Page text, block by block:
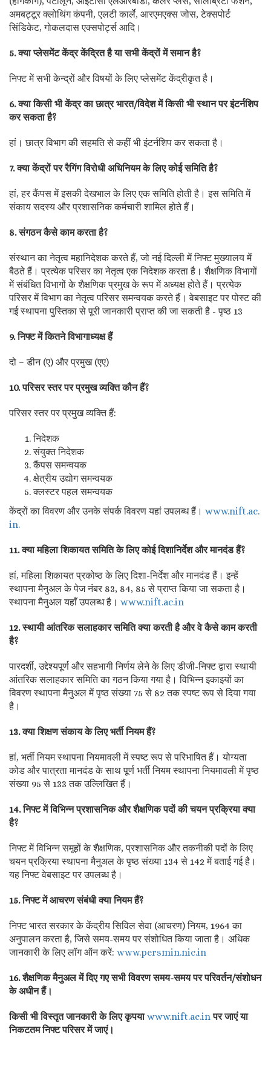
अमबट्टूर क्लोथिंग कंपनी, एलटी कार्ले, आरएमएक्स जोस, टेक्सपोर्ट
सिंडिकेट, गोकलदास एक्सपोर्ट्स आदि।
5. क्या प्लेसमेंट केंद्र केंद्रित है या सभी केंद्रों में समान है?
निफ्ट में सभी केन्द्रों और विषयों के लिए प्लेसमेंट केंद्रीकृत है।
6. क्या किसी भी केंद्र का छात्र भारत/विदेश में किसी भी स्थान पर इंटर्नशिप
कर सकता है?
हां। छात्र विभाग की सहमति से कहीं भी इंटर्नशिप कर सकता है।
7. क्या केंद्रों पर रैगिंग विरोधी अधिनियम के लिए कोई समिति है?
हां, हर कैंपस में इसकी देखभाल के लिए एक समिति होती है। इस समिति में
संकाय सदस्य और प्रशासनिक कर्मचारी शामिल होते हैं।
8. संगठन कैसे काम करता है?
संस्थान का नेतृत्व महानिदेशक करते हैं, जो नई दिल्ली में निफ्ट मुख्यालय में
बैठते हैं। प्रत्येक परिसर का नेतृत्व एक निदेशक करता है। शैक्षणिक विभागों
में संबंधित विभागों के शैक्षणिक प्रमुख के रूप में अध्यक्ष होते हैं। प्रत्येक
परिसर में विभाग का नेतृत्व परिसर समन्वयक करते हैं। वेबसाइट पर पोस्ट की
गई स्थापना पुस्तिका से पूरी जानकारी प्राप्त की जा सकती है - पृष्ठ 13
9. निफ्ट में कितने विभागाध्यक्ष हैं
दो – डीन (ए) और प्रमुख (एए)
10. परिसर स्तर पर प्रमुख व्यक्ति कौन हैं?
परिसर स्तर पर प्रमुख व्यक्ति हैं:
निदेशक
संयुक्त निदेशक
कैंपस समन्वयक
क्षेत्रीय उद्योग समन्वयक
क्लस्टर पहल समन्वयक
केंद्रों का विवरण और उनके संपर्क विवरण यहां उपलब्ध हैं। www.nift.ac.
in.
11. क्या महिला शिकायत समिति के लिए कोई दिशानिर्देश और मानदंड हैं?
हां, महिला शिकायत प्रकोष्ठ के लिए दिशा-निर्देश और मानदंड हैं। इन्हें
स्थापना मैनुअल के पेज नंबर 83, 84, 85 से प्राप्त किया जा सकता है।
स्थापना मैनुअल यहाँ उपलब्ध है। www.nift.ac.in
12. स्थायी आंतरिक सलाहकार समिति क्या करती है और वे कैसे काम करती
है?
पारदर्शी, उद्देश्यपूर्ण और सहभागी निर्णय लेने के लिए डीजी-निफ्ट द्वारा स्थायी
आंतरिक सलाहकार समिति का गठन किया गया है। विभिन्न इकाइयों का
विवरण स्थापना मैनुअल में पृष्ठ संख्या 75 से 82 तक स्पष्ट रूप से दिया गया
है।
13. क्या शिक्षण संकाय के लिए भर्ती नियम हैं?
हां, भर्ती नियम स्थापना नियमावली में स्पष्ट रूप से परिभाषित हैं। योग्यता
कोड और पात्रता मानदंड के साथ पूर्ण भर्ती नियम स्थापना नियमावली में पृष्ठ
संख्या 95 से 133 तक उल्लिखित हैं।
14. निफ्ट में विभिन्न प्रशासनिक और शैक्षणिक पदों की चयन प्रक्रिया क्या
है?
निफ्ट में विभिन्न समूहों के शैक्षणिक, प्रशासनिक और तकनीकी पदों के लिए
चयन प्रक्रिया स्थापना मैनुअल के पृष्ठ संख्या 134 से 142 में बताई गई है।
यह निफ्ट वेबसाइट पर उपलब्ध है।
15. निफ्ट में आचरण संबंधी क्या नियम हैं?
निफ्ट भारत सरकार के केंद्रीय सिविल सेवा (आचरण) नियम, 1964 का
अनुपालन करता है, जिसे समय-समय पर संशोधित किया जाता है। अधिक
जानकारी के लिए लॉग ऑन करें: www.persmin.nic.in
16. शैक्षणिक मैनुअल में दिए गए सभी विवरण समय-समय पर परिवर्तन/संशोधन
के अधीन हैं।
किसी भी विस्तृत जानकारी के लिए कृपयाwww.nift.ac.in पर जाएं या
निकटतम निफ्ट परिसर में जाएं।